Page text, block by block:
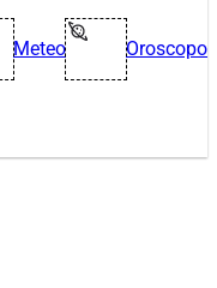
Meteo Oroscopo